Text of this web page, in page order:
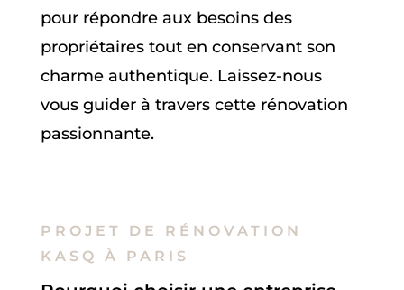
pour répondre aux besoins des
propriétaires tout en conservant son
charme authentique. Laissez-nous
vous guider à travers cette rénovation
passionnante.
PROJET DE RÉNOVATION
KASQ À PARIS